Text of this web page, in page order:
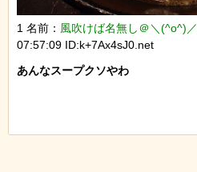
1 名前： 風吹けば名無し＠＼(^o^)／
07:57:09 ID:k+7Ax4sJ0.net
あんなスープクソやわ